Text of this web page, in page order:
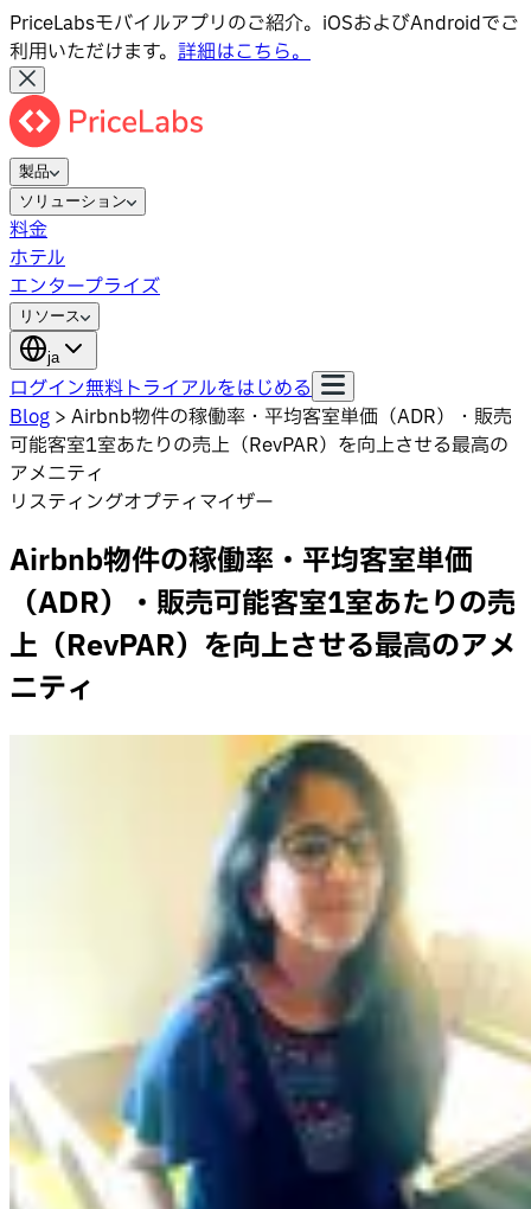
PriceLabsモバイルアプリのご紹介。iOSおよびAndroidでご
利用いただけます。 詳細はこちら。
製品
ソリューション
料金
ホテル
エンタープライズ
リソース
ja
ログイン無料トライアルをはじめる
Blog > Airbnb物件の稼働率・平均客室単価（ADR）・販売
可能客室1室あたりの売上（RevPAR）を向上させる最高の
アメニティ
リスティングオプティマイザー
Airbnb物件の稼働率・平均客室単価
（ADR）・販売可能客室1室あたりの売
上（RevPAR）を向上させる最高のアメ
ニティ